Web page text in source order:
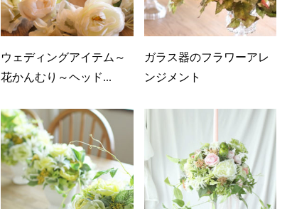
ウェディングアイテム～
花かんむり～ヘッド...
ガラス器のフラワーアレ
ンジメント